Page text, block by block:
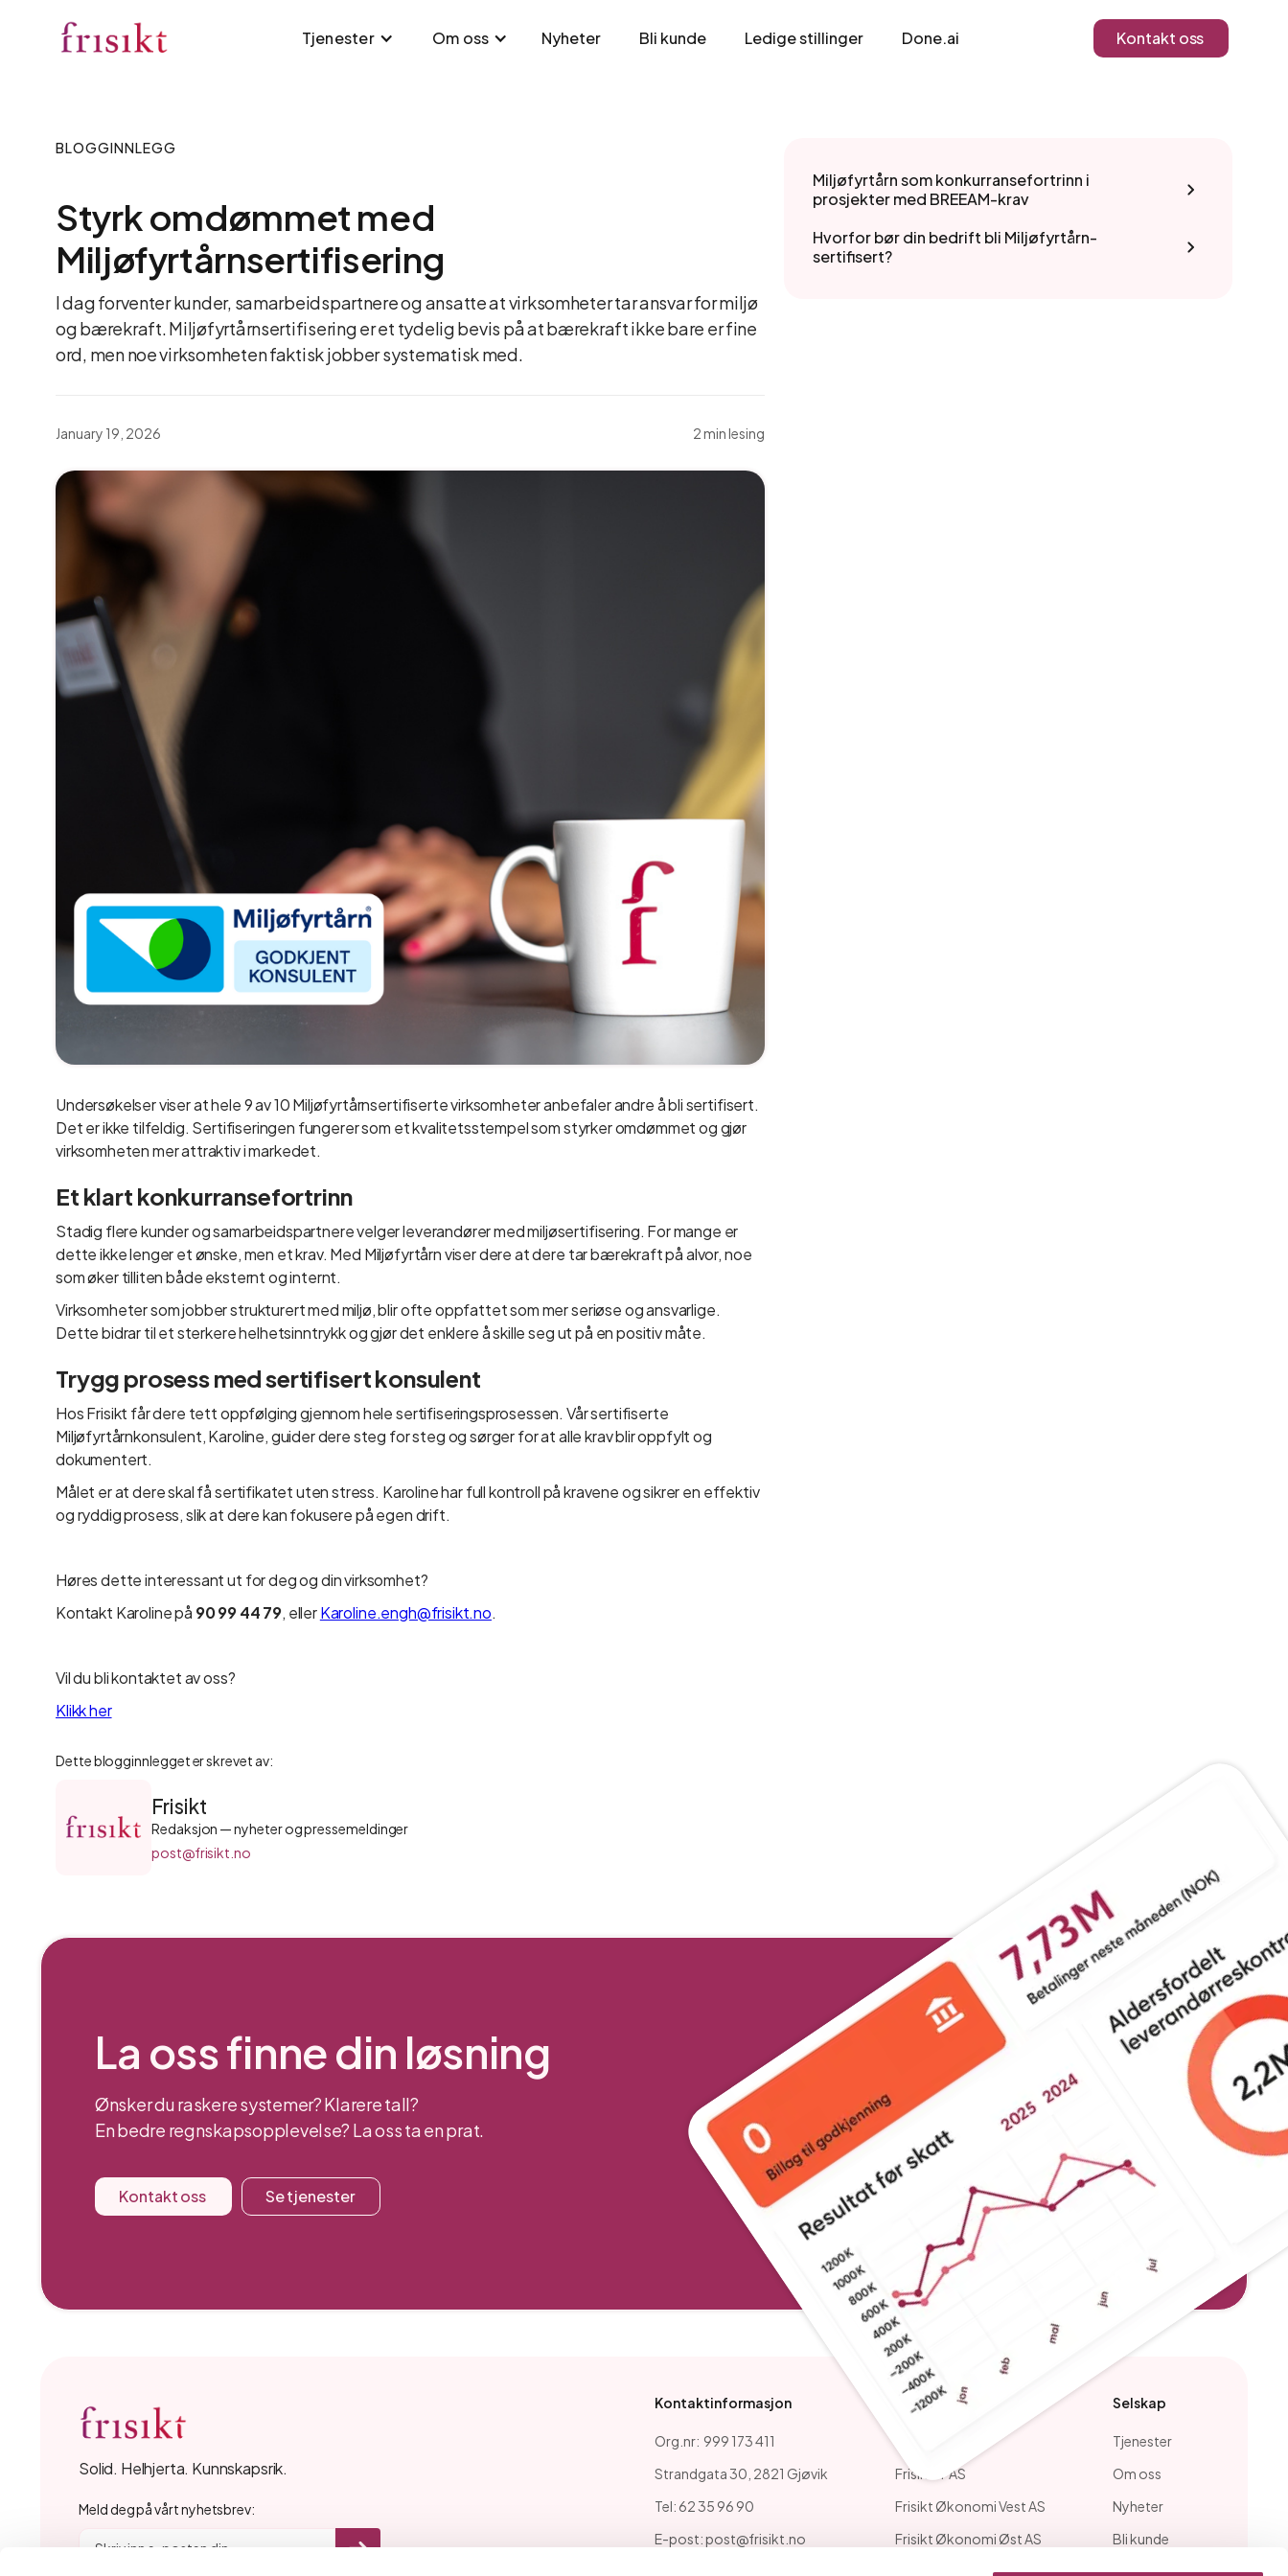
Tjenester Om oss Nyheter Bli kunde Ledige stillinger Done.ai Kontakt oss
BLOGGINNLEGG
Styrk omdømmet med
Miljøfyrtårnsertifisering
I dag forventer kunder, samarbeidspartnere og ansatte at virksomheter tar ansvar for miljø
og bærekraft. Miljøfyrtårnsertifisering er et tydelig bevis på at bærekraft ikke bare er fine
ord, men noe virksomheten faktisk jobber systematisk med.
January 19, 2026 2 min lesing
Undersøkelser viser at hele 9 av 10 Miljøfyrtårnsertifiserte virksomheter anbefaler andre å bli sertifisert.
Det er ikke tilfeldig. Sertifiseringen fungerer som et kvalitetsstempel som styrker omdømmet og gjør
virksomheten mer attraktiv i markedet.
Et klart konkurransefortrinn
Stadig flere kunder og samarbeidspartnere velger leverandører med miljøsertifisering. For mange er
dette ikke lenger et ønske, men et krav. Med Miljøfyrtårn viser dere at dere tar bærekraft på alvor, noe
som øker tilliten både eksternt og internt.
Virksomheter som jobber strukturert med miljø, blir ofte oppfattet som mer seriøse og ansvarlige.
Dette bidrar til et sterkere helhetsinntrykk og gjør det enklere å skille seg ut på en positiv måte.
Trygg prosess med sertifisert konsulent
Hos Frisikt får dere tett oppfølging gjennom hele sertifiseringsprosessen. Vår sertifiserte
Miljøfyrtårnkonsulent, Karoline, guider dere steg for steg og sørger for at alle krav blir oppfylt og
dokumentert.
Målet er at dere skal få sertifikatet uten stress. Karoline har full kontroll på kravene og sikrer en effektiv
og ryddig prosess, slik at dere kan fokusere på egen drift.
Høres dette interessant ut for deg og din virksomhet?
Kontakt Karoline på 90 99 44 79, ellerKaroline.engh@frisikt.no.
Vil du bli kontaktet av oss?
Klikk her
Dette blogginnlegget er skrevet av:
Frisikt
Redaksjon — nyheter og pressemeldinger
post@frisikt.no
Miljøfyrtårn som konkurransefortrinn i
prosjekter med BREEAM-krav
Hvorfor bør din bedrift bli Miljøfyrtårn-
sertifisert?
La oss finne din løsning
Ønsker du raskere systemer? Klarere tall?
En bedre regnskapsopplevelse? La oss ta en prat.
Kontakt oss Se tjenester
Solid. Helhjerta. Kunnskapsrik.
Meld deg på vårt nyhetsbrev:
Kontaktinformasjon
Org.nr: 999 173 411
Strandgata 30, 2821 Gjøvik
Tel: 62 35 96 90
E-post: post@frisikt.no
Våre selskaper
Frisikt IT AS
Frisikt Økonomi Vest AS
Frisikt Økonomi Øst AS
Solør Regnskap AS
Selskap
Tjenester
Om oss
Nyheter
Bli kunde
Ledige stillinger